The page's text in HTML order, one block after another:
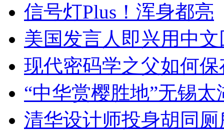
信号灯Plus！浑身都亮
美国发言人即兴用中
现代密码学之父如何
“中华赏樱胜地”无锡
清华设计师投身胡同